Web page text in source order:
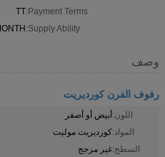
Payment Terms:
TT
Supply Ability:
وصف
رفوف الفرن كورديريت
اللون:أبيض أو أصفر
المواد:كورديريت موليت
السطح:غير مزجج